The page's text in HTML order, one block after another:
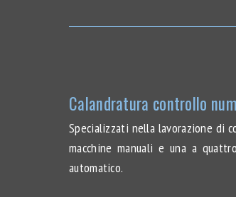
Calandratura controllo
Specializzati nella lavorazione di
macchine manuali e una a
automatico.